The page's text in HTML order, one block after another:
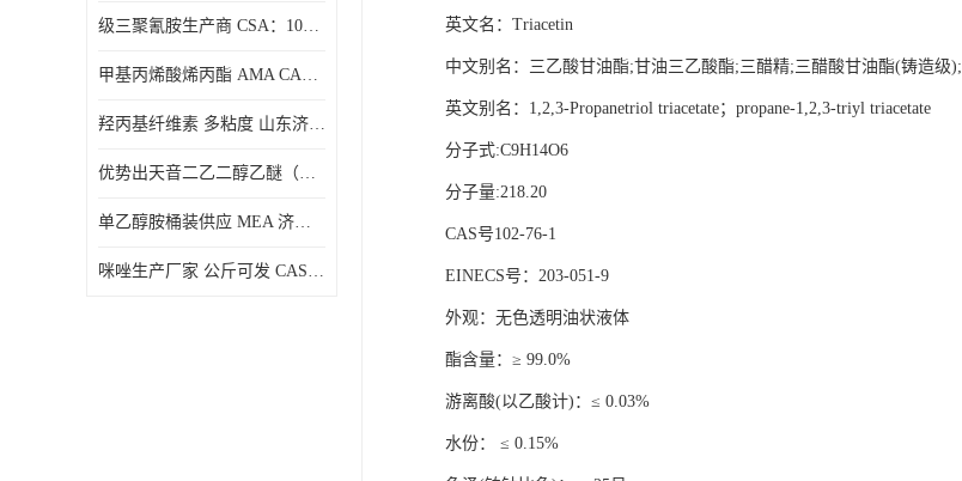
级三聚氰胺生产商 CSA：108-78-1 济南发货
甲基丙烯酸烯丙酯 AMA CAS：96-05-9
羟丙基纤维素 多粘度 山东济南仓库发货
优势出天音二乙二醇乙醚（DPE）山东仓库发现货
单乙醇胺桶装供应 MEA 济南仓库发货 厂家
咪唑生产厂家 公斤可发 CAS:288-32-4
英文名： Triacetin
中文别名 ： 三乙酸甘油酯;甘油三乙酸酯;三醋精;三醋酸甘油酯(铸造级);
英文别名： 1,2,3-Propanetriol triacetate； propane-1,2,3-triyl triacetate
分子式:C9H14O6
分子量:218.20
CAS号102-76-1
EINECS号： 203-051-9
外观： 无色透明油状液体
酯含量： ≥ 99.0%
游离酸(以乙酸计) ： ≤ 0.03%
水份： ≤ 0.15%